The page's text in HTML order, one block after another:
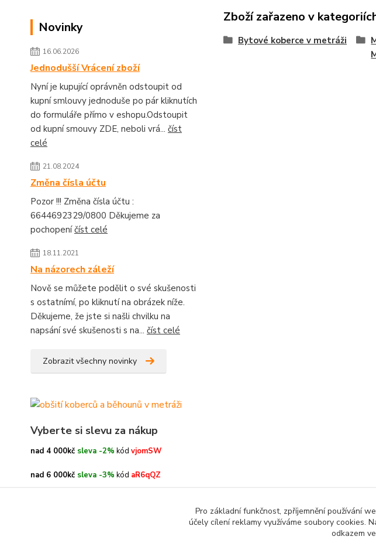
Novinky
16.06.2026
Jednodušší Vrácení zboží
Nyní je kupující oprávněn odstoupit od
kupní smlouvy jednoduše po pár kliknutích
do formuláře přímo v eshopu.Odstoupit
od kupní smouvy ZDE, neboli vrá... číst
celé
21.08.2024
Změna čísla účtu
Pozor !!! Změna čísla účtu :
6644692329/0800 Děkujeme za
pochopeníčíst celé
18.11.2021
Na názorech záleží
Nově se můžete podělit o své skušenosti
s ostatnímí, po kliknutí na obrázek níže.
Děkujeme, že jste si našli chvilku na
napsání své skušenosti s na... číst celé
Zobrazit všechny novinky
Vyberte si slevu za nákup
nad 4 000kč sleva -2% kód vjomSW
nad 6 000kč sleva -3% kód aR6qQZ
Zboží zařazeno v
Bytové koberce v metráži
Pro základní funkčnost, zpříjemnění používání
účely cílení reklamy využíváme soubory cookies.
odkazem